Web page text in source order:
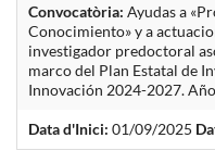
Convocatòria: Ayudas a
Conocimiento» y a
investigador predoctoral
marco del Plan Estatal de
Innovación 2024-2027.
Data d'Inici: 01/09/2025